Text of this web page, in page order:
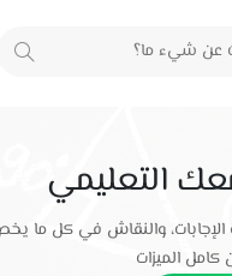
التعليمي
والنقاش في كل ما